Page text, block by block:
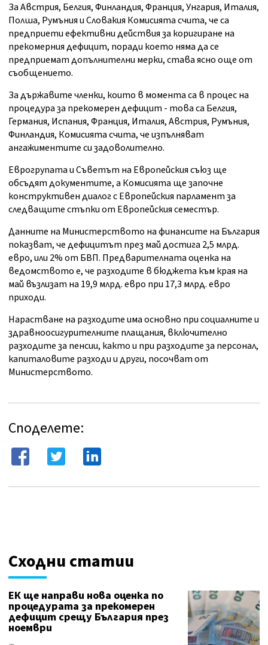
За Австрия, Белгия, Финландия, Франция, Унгария, Италия,
Полша, Румъния и Словакия Комисията счита, че са
предприети ефективни действия за коригиране на
прекомерния дефицит, поради което няма да се
предприемат допълнителни мерки, става ясно още от
съобщението.
За държавите членки, които в момента са в процес на
процедура за прекомерен дефицит - това са Белгия,
Германия, Испания, Франция, Италия, Австрия, Румъния,
Финландия, Комисията счита, че изпълняват
ангажиментите си задоволително.
Еврогрупата и Съветът на Европейския съюз ще
обсъдят документите, а Комисията ще започне
конструктивен диалог с Европейския парламент за
следващите стъпки от Европейския семестър.
Данните на Министерството на финансите на България
показват, че дефицитът през май достига 2,5 млрд.
евро, или 2% от БВП. Предварителната оценка на
ведомството е, че разходите в бюджета към края на
май възлизат на 19,9 млрд. евро при 17,3 млрд. евро
приходи.
Нарастване на разходите има основно при социалните и
здравноосигурителните плащания, включително
разходите за пенсии, както и при разходите за персонал,
капиталовите разходи и други, посочват от
Министерството.
Споделете:
Сходни статии
ЕК ще направи нова оценка по
процедурата за прекомерен
дефицит срещу България през
ноември